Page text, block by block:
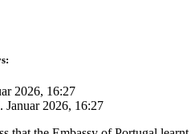
2026, 16:27
Januar 2026, 16:27